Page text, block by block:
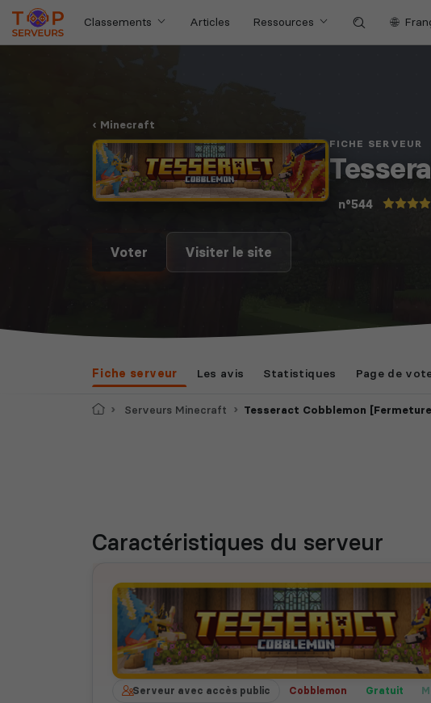
Classements Articles Ressources
Minecraft
FICHE SERVEUR
n°544
Voter Visiter le site
Fiche serveur Les avis Statistiques Page de
AccueilServeurs Minecraft Tesseract Cobblemon [Fermeture S2
Caractéristiques du serveur
Serveur avec accès public Cobblemon Gratuit